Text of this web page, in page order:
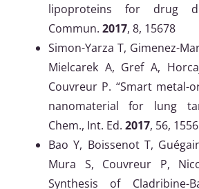
lipoproteins for drug
Commun. 2017, 8, 15678
Simon-Yarza T, Gimenez-
Mielcarek A, Gref A,
Couvreur P. “Smart metal-
nanomaterial for lung
Chem., Int. Ed. 2017, 56,
Bao Y, Boissenot T,
Mura S, Couvreur P,
Synthesis of Cladribine-